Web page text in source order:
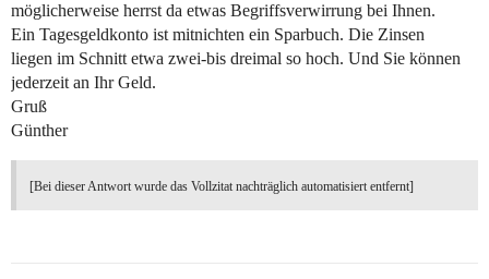
möglicherweise herrst da etwas Begriffsverwirrung bei Ihnen.
Ein Tagesgeldkonto ist mitnichten ein Sparbuch. Die Zinsen
liegen im Schnitt etwa zwei-bis dreimal so hoch. Und Sie können
jederzeit an Ihr Geld.
Gruß
Günther
[Bei dieser Antwort wurde das Vollzitat nachträglich automatisiert entfernt]